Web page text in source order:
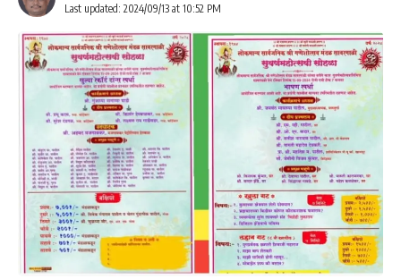
Last updated: 2024/09/13 at 10:52 PM